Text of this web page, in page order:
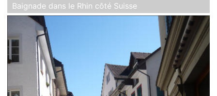
Baignade dans le Rhin côté Suisse